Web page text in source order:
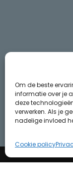
Om de beste
informatie over je
deze
verwerken. Als je
nadelige invloed
Cookie policy